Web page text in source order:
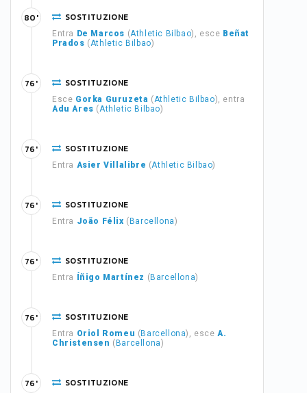
SOSTITUZIONE
Entra De Marcos (Athletic Bilbao), esce Beñat
Prados (Athletic Bilbao)
80'
SOSTITUZIONE
Esce Gorka Guruzeta (Athletic Bilbao), entra
Adu Ares (Athletic Bilbao)
76'
SOSTITUZIONE
Entra Asier Villalibre (Athletic Bilbao)
76'
SOSTITUZIONE
Entra João Félix ( Barcellona)
76'
SOSTITUZIONE
Entra Íñigo Martínez ( Barcellona)
76'
SOSTITUZIONE
Entra Oriol Romeu ( Barcellona), esceA.
Christensen ( Barcellona)
76'
SOSTITUZIONE
76'